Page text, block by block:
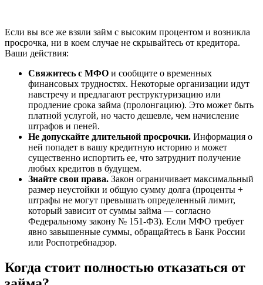
Если вы все же взяли займ с высоким процентом и возникла
просрочка, ни в коем случае не скрывайтесь от кредитора.
Ваши действия:
Свяжитесь с МФО и сообщите о временных
финансовых трудностях. Некоторые организации идут
навстречу и предлагают реструктуризацию или
продление срока займа (пролонгацию). Это может быть
платной услугой, но часто дешевле, чем начисление
штрафов и пеней.
Не допускайте длительной просрочки. Информация о
ней попадет в вашу кредитную историю и может
существенно испортить ее, что затруднит получение
любых кредитов в будущем.
Знайте свои права. Закон ограничивает максимальный
размер неустойки и общую сумму долга (проценты +
штрафы не могут превышать определенный лимит,
который зависит от суммы займа — согласно
Федеральному закону № 151-ФЗ). Если МФО требует
явно завышенные суммы, обращайтесь в Банк России
или Роспотребнадзор.
Когда стоит полностью отказаться от